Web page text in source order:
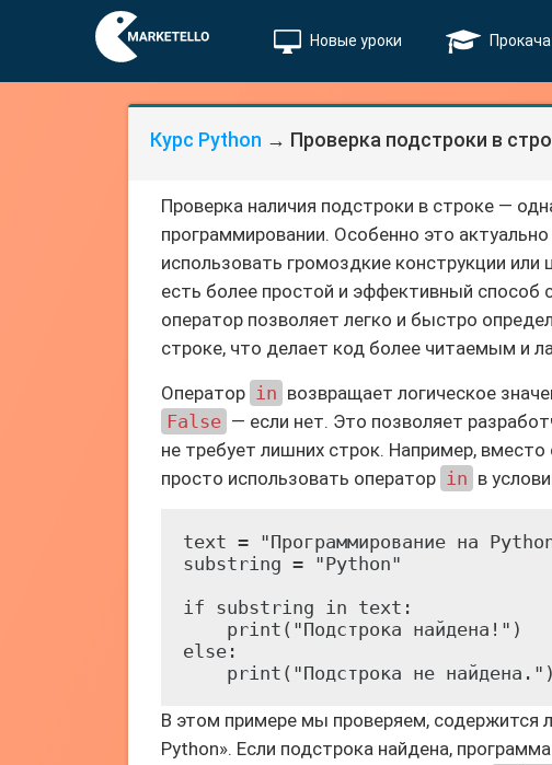
Новые уроки
Курс Python → Проверка подстроки в
Проверка наличия подстроки в строке —
программировании. Особенно это
использовать громоздкие конструкции
есть более простой и эффективный
оператор позволяет легко и быстро
строке, что делает код более читаемым и
Оператор in возвращает логическое
False — если нет. Это позволяет
не требует лишних строк. Например,
просто использовать оператор in в
text = "Программирование на
substring = "Python"
if substring in text:
    print("Подстрока найдена!")
else:
В этом примере мы проверяем, содержится
Python». Если подстрока найдена,